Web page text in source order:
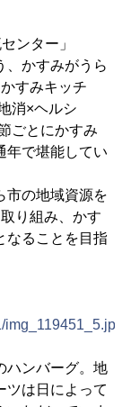
ンター」
、かすみがうら
すみキッチ
消×ヘルシ
ごとにかすみ
年で堪能してい
市の地域資源を
り組み、かす
なることを目指
ハンバーグ。地
ツは日によって